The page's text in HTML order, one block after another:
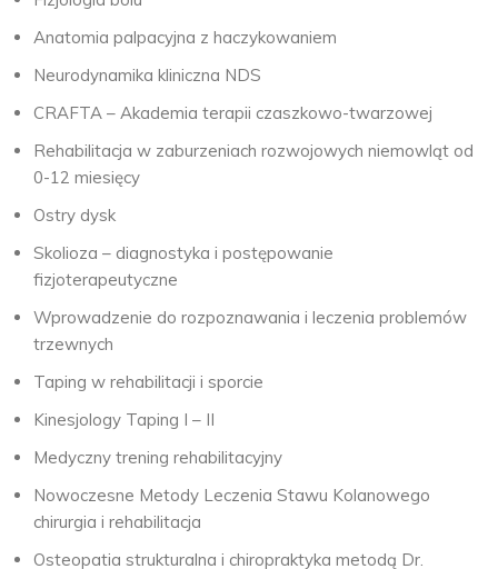
Anatomia palpacyjna z haczykowaniem
Neurodynamika kliniczna NDS
CRAFTA – Akademia terapii czaszkowo-twarzowej
Rehabilitacja w zaburzeniach rozwojowych niemowląt od
0-12 miesięcy
Ostry dysk
Skolioza – diagnostyka i postępowanie
fizjoterapeutyczne
Wprowadzenie do rozpoznawania i leczenia problemów
trzewnych
Taping w rehabilitacji i sporcie
Kinesjology Taping I – II
Medyczny trening rehabilitacyjny
Nowoczesne Metody Leczenia Stawu Kolanowego
chirurgia i rehabilitacja
Osteopatia strukturalna i chiropraktyka metodą Dr.